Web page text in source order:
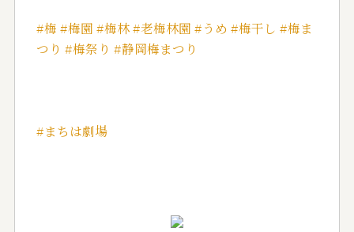
#梅 #梅園 #梅林#老梅林園 #うめ #梅干し #梅ま
つり #梅祭り #静岡梅まつり
#まちは劇場